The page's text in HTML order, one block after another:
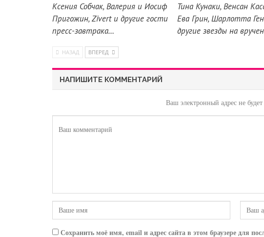
Ксения Собчак, Валерия и Иосиф
Пригожин, Zivert и другие гости
пресс-завтрака…
Тина Кунаки, Венсан
Ева Грин, Шарлотта
другие звезды на
НАЗАД ВПЕРЕД
НАПИШИТЕ КОММЕНТАРИЙ
Ваш электронный адрес не
Сохранить моё имя, email и адрес сайта в этом браузере для